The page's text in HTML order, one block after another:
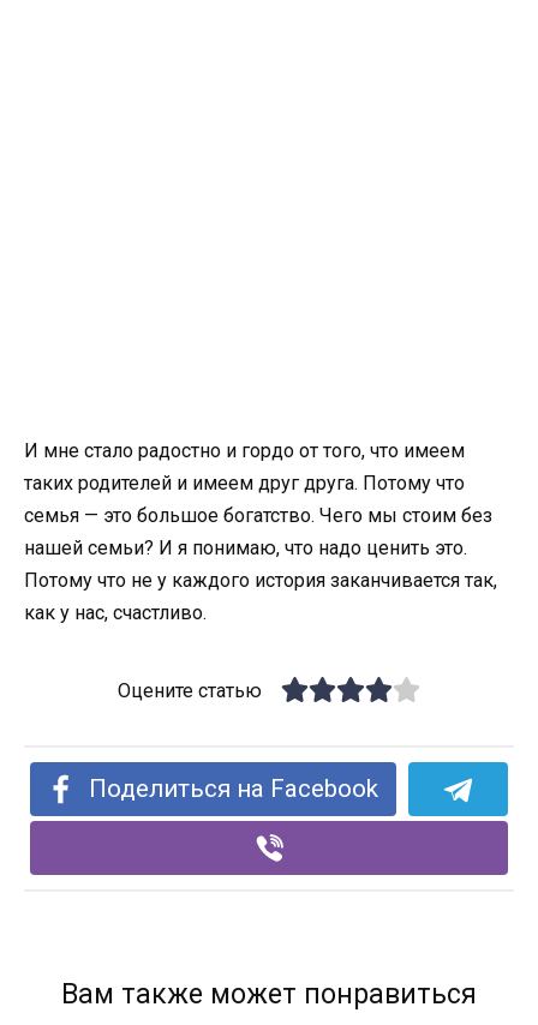
И мне стало радостно и гордо от того, что имеем
таких родителей и имеем друг друга. Потому что
семья — это большое богатство. Чего мы стоим без
нашей семьи? И я понимаю, что надо ценить это.
Потому что не у каждого история заканчивается так,
как у нас, счастливо.
Оцените статью
Поделиться на Facebook
Вам также может понравиться